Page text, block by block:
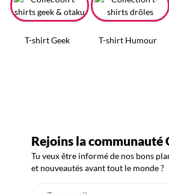
T-shirt Geek T-shirt Humour
Rejoins la communauté
Tu veux être informé de nos bons
et nouveautés avant tout le monde ?